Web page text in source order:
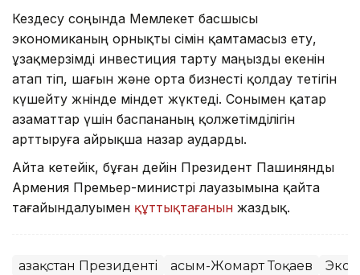
Кездесу соңында Мемлекет басшысы
экономиканың орнықты өсімін қамтамасыз ету,
ұзақмерзімді инвестиция тарту маңызды екенін
атап өтіп, шағын және орта бизнесті қолдау тетігін
күшейту жөнінде міндет жүктеді. Сонымен қатар
азаматтар үшін баспананың қолжетімділігін
арттыруға айрықша назар аударды.
Айта кетейік, бұған дейін Президент Пашинянды
Армения Премьер-министрі лауазымына қайта
тағайындалуымен құттықтағанын жаздық.
Қазақстан Президенті Қасым-Жомарт Тоқаев